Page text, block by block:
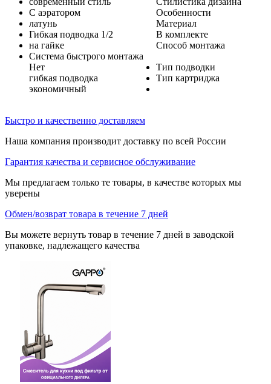
Особенности
С аэратором
Материал
латунь
В комплекте
Гибкая подводка 1/2
Способ монтажа
на гайке
Система быстрого монтажа
Нет
Тип подводки
гибкая подводка
Тип картриджа
экономичный
Быстро и качественно доставляем
Наша компания производит доставку по всей России
Гарантия качества и сервисное обслуживание
Мы предлагаем только те товары, в качестве которых мы
уверены
Обмен/возврат товара в течение 7 дней
Вы можете вернуть товар в течение 7 дней в заводской
упаковке, надлежащего качества